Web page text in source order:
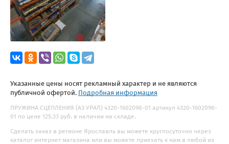
Указанные цены носят рекламный характер и не являются
публичной офертой. Подробная информация
ПРУЖИНА СЦЕПЛЕНИЯ (АЗ УРАЛ) 4320-1602098-01 артикул 4320-1602098-
01 по цене 125.33 руб. в наличии на складе.
Сделать заказ в регионе Ярославль вы можете круглосуточно через
каталог интернет магазина или вы можете приехать к нам в любой из